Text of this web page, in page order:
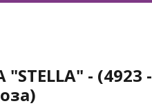
- (4923 -